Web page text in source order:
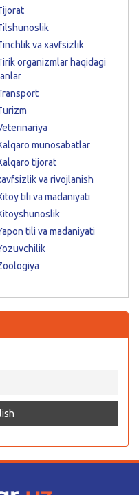
va xavfsizlik
organizmlar haqidagi
munosabatlar
tijorat
va rivojlanish
tili va madaniyati
tili va madaniyati